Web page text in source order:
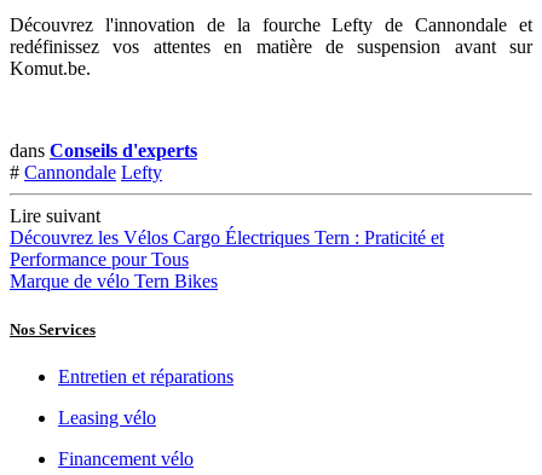
Découvrez l'innovation de la fourche Lefty de Cannondale et
redéfinissez vos attentes en matière de suspension avant sur
Komut.be.
dans Conseils d'experts
# Cannondale Lefty
Lire suivant
Découvrez les Vélos Cargo Électriques Tern : Praticité et
Performance pour Tous
Marque de vélo Tern Bikes
Nos Services
Entretien et réparations
Leasing vélo
Financement vélo